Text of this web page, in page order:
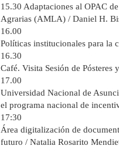
15.30 Adaptaciones al OPAC
Agrarias (AMLA) / Daniel H.
16.00
Políticas institucionales para la
16.30
Café. Visita Sesión de Pósteres
17.00
Universidad Nacional de
el programa nacional de
17:30
Área digitalización de
futuro / Natalia Rosarito